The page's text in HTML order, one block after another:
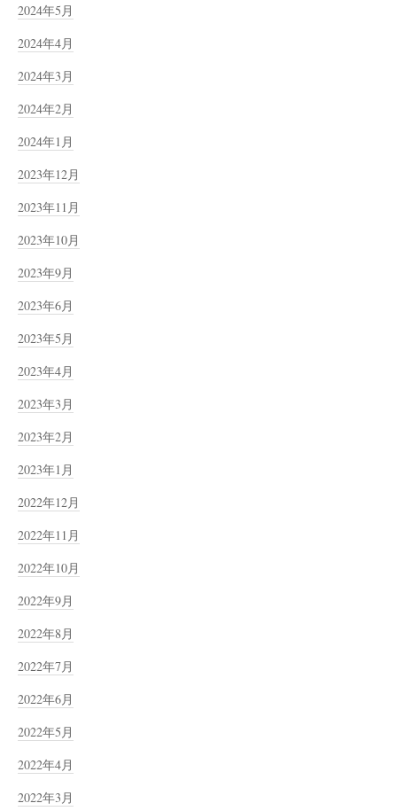
2024年5月
2024年4月
2024年3月
2024年2月
2024年1月
2023年12月
2023年11月
2023年10月
2023年9月
2023年6月
2023年5月
2023年4月
2023年3月
2023年2月
2023年1月
2022年12月
2022年11月
2022年10月
2022年9月
2022年8月
2022年7月
2022年6月
2022年5月
2022年4月
2022年3月